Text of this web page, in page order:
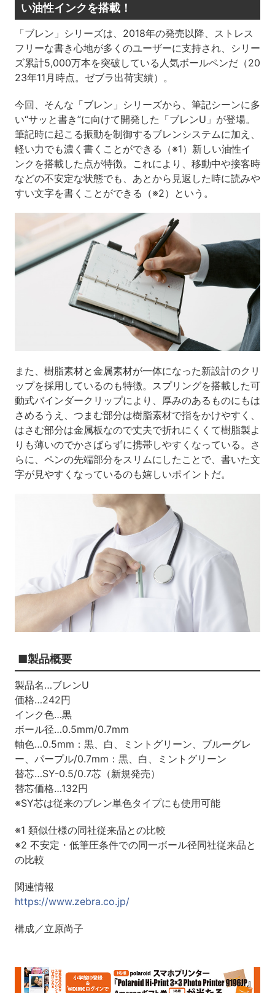
い油性インクを搭載！
「ブレン」シリーズは、2018年の発売以降、ストレス
フリーな書き心地が多くのユーザーに支持され、シリー
ズ累計5,000万本を突破している人気ボールペンだ（20
23年11月時点。ゼブラ出荷実績）。
今回、そんな「ブレン」シリーズから、筆記シーンに多
い“サッと書き”に向けて開発した「ブレンU」が登場。
筆記時に起こる振動を制御するブレンシステムに加え、
軽い力でも濃く書くことができる（※1）新しい油性イ
ンクを搭載した点が特徴。これにより、移動中や接客時
などの不安定な状態でも、あとから見返した時に読みや
すい文字を書くことができる（※2）という。
また、樹脂素材と金属素材が一体になった新設計のクリ
ップを採用しているのも特徴。スプリングを搭載した可
動式バインダークリップにより、厚みのあるものにもは
さめるうえ、つまむ部分は樹脂素材で指をかけやすく、
はさむ部分は金属板なので丈夫で折れにくくて樹脂製よ
りも薄いのでかさばらずに携帯しやすくなっている。さ
らに、ペンの先端部分をスリムにしたことで、書いた文
字が見やすくなっているのも嬉しいポイントだ。
■製品概要
製品名…ブレンU
価格…242円
インク色…黒
ボール径…0.5mm/0.7mm
軸色…0.5mm：黒、白、ミントグリーン、ブルーグレ
ー、パープル/0.7mm：黒、白、ミントグリーン
替芯…SY-0.5/0.7芯（新規発売）
替芯価格…132円
※SY芯は従来のブレン単色タイプにも使用可能
※1 類似仕様の同社従来品との比較
※2 不安定・低筆圧条件での同一ボール径同社従来品と
の比較
関連情報
https://www.zebra.co.jp/
構成／立原尚子